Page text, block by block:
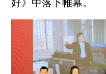
好》 中落下帷幕。